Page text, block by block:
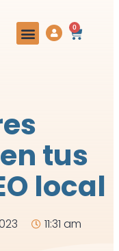
0
tus
local
11:31 am